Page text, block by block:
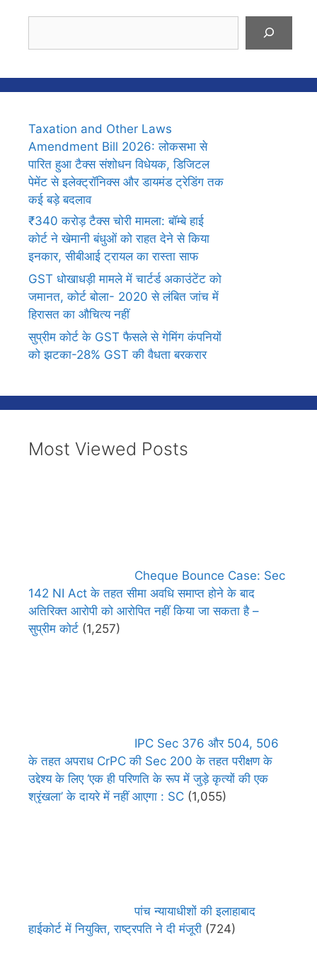
Taxation and Other Laws
Amendment Bill 2026: लोकसभा से
पारित हुआ टैक्स संशोधन विधेयक, डिजिटल
पेमेंट से इलेक्ट्रॉनिक्स और डायमंड ट्रेडिंग तक
कई बड़े बदलाव
₹340 करोड़ टैक्स चोरी मामला: बॉम्बे हाई
कोर्ट ने खेमानी बंधुओं को राहत देने से किया
इनकार, सीबीआई ट्रायल का रास्ता साफ
GST धोखाधड़ी मामले में चार्टर्ड अकाउंटेंट को
जमानत, कोर्ट बोला- 2020 से लंबित जांच में
हिरासत का औचित्य नहीं
सुप्रीम कोर्ट के GST फैसले से गेमिंग कंपनियों
को झटका-28% GST की वैधता बरकरार
Most Viewed Posts
Cheque Bounce Case: Sec
142 NI Act के तहत सीमा अवधि समाप्त होने के बाद
अतिरिक्त आरोपी को आरोपित नहीं किया जा सकता है –
सुप्रीम कोर्ट (1,257)
IPC Sec 376 और 504, 506
के तहत अपराध CrPC की Sec 200 के तहत परीक्षण के
उद्देश्य के लिए ‘एक ही परिणति के रूप में जुड़े कृत्यों की एक
श्रृंखला’ के दायरे में नहीं आएगा : SC (1,055)
पांच न्यायाधीशों की इलाहाबाद
हाईकोर्ट में नियुक्ति, राष्ट्रपति ने दी मंजूरी (724)